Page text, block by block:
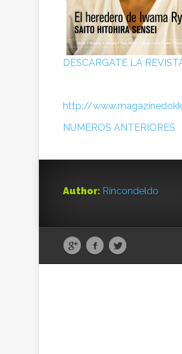
DESCARGATE LA
http://
NÚMEROS ANTERIORES
Author: Rincondeldo